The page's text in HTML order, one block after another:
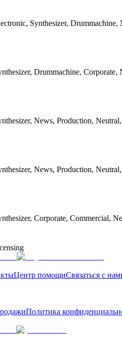
Synthesizer, Drummachine,
Drummachine,
News, Production,
News, Production,
Corporate, Commercial,
Центр помощиСвязаться с
Политика